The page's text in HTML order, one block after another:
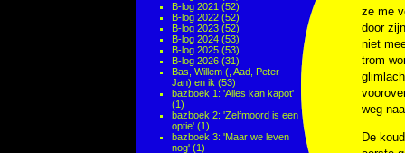
B-log 2021 (52)
B-log 2022 (52)
B-log 2023 (52)
B-log 2024 (53)
B-log 2025 (53)
B-log 2026 (31)
Bas, Willem (, Aad, Peter-
Jan) en ik (53)
bazboek 1: 'Alles kan kapot'
(1)
bazboek 2: 'Zelfmoord is een
optie' (1)
bazboek 3: 'Maar we leven
nog' (1)
ze me
door
niet
trom
weg
De